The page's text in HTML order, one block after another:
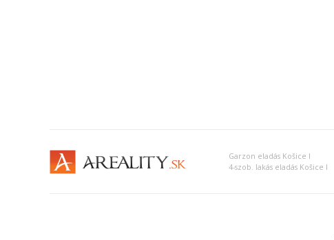
Garzon eladás Košice I
4-szob. lakás eladás Košice I